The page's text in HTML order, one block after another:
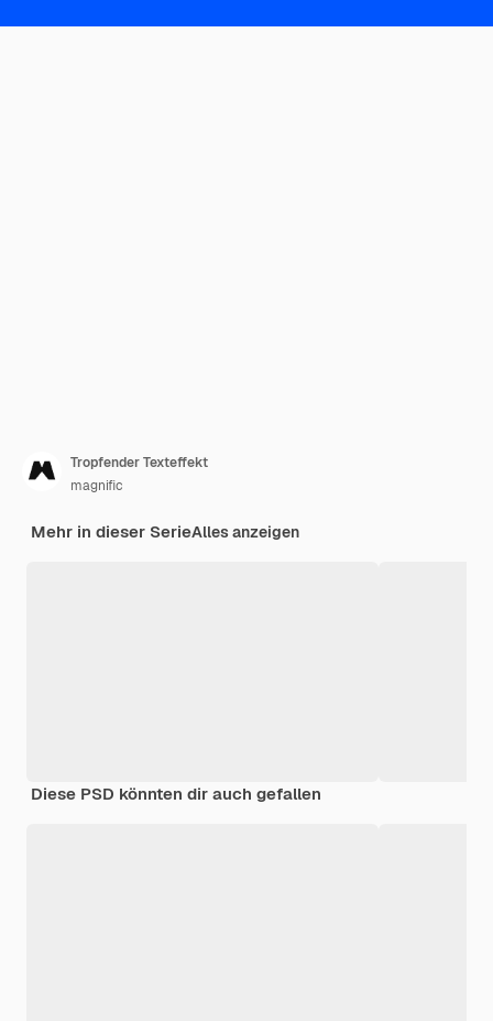
Tropfender Texteffekt
magnific
Mehr in dieser SerieAlles anzeigen
Diese PSD könnten dir auch gefallen